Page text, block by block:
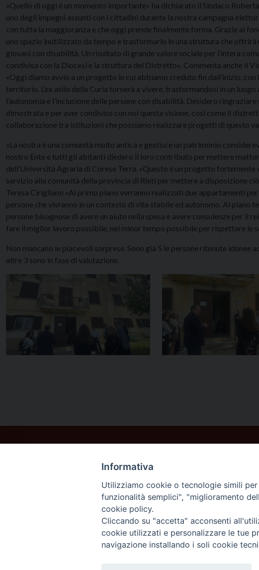
«Quello di oggi è un momento importante» ha dichiarato il Sindaco
uno degli impegni assunti con i cittadini durante la nostra campagna
con tutta la maggioranza e che oggi prende finalmente forma. Grazie ai
uno spazio inutilizzato da tempo e trasformarlo in una struttura che offrirà
giovani con disabilità. Un risultato di grande valore sociale per l’intera
condivisa con la Diocesi e la struttura del Distretto». Commenta anche il
«Oggi diamo avvio a un progetto in cui abbiamo creduto fin dall’inizio,
territorio. L’ex asilo della Curia tornerà a vivere, trasformandosi in un
l’autonomia e l’inclusione delle persone con disabilità. Desidero
dimostrata e per aver condiviso con noi questa visione, così come il
collaborazione tra istituzioni che possiamo realizzare progetti di questo
«La nostra è una comunità molto antica e gestisce un patrimonio
nostro Ente e tutti gli abitanti diedero il loro contributo per mettere
dell’Università Agraria di Corese Terra. «Questo è un progetto
servizio alla comunità della provincia di Rieti per mettere a disposizione
Teresa Cirigliano «Al primo piano verranno realizzati due appartamenti
persone che vivranno in un contesto di vita stabile ed autonomo. Al piano
persone bisognose di avere un aiuto nella spesa e avere consulenze per il
fare il miglior lavoro possibile, nel minor tempo possibile per rispettare le
Non mancano le piacevoli sorprese. Sono già 5 le persone ritenute idonee
altre 3 sono in fase di valutazione.
Informativa
Utilizziamo cookie o tecnologie simili
funzionalità semplici", "miglioramento
cookie policy.
Cliccando su "accetta" acconsenti
cookie utilizzati e personalizzare le tue
navigazione installando i soli cookie